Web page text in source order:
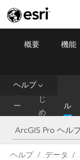
ArcGIS Pro Menu
概要 機能
ヘルプ
ー
ム
は
じ
め
に
ル
プ
ヘルプ データ